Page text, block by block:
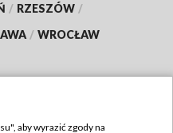
/ RZESZÓW /
/ WROCŁAW
aby wyrazić zgody na